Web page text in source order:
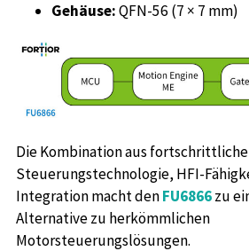
Gehäuse:QFN-56 (7 × 7 mm)
Die Kombination aus
Steuerungstechnologie, HFI-
Integration macht denFU6866zu
Alternative zu herkömmlichen
Motorsteuerungslösungen.